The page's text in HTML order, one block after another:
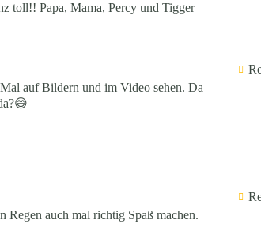
toll!! Papa, Mama, Percy und Tigger
auf Bildern und im Video sehen. Da
Regen auch mal richtig Spaß machen.